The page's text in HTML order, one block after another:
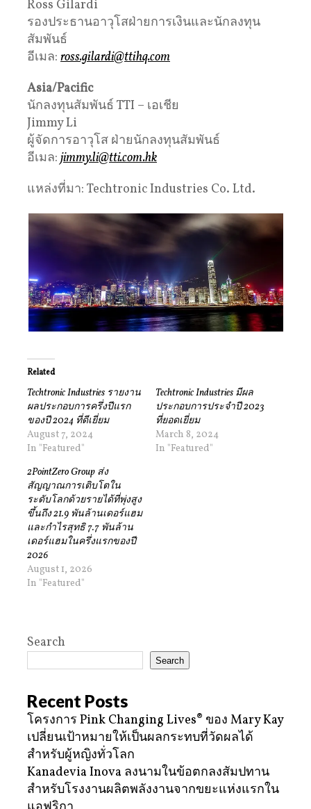
Ross Gilardi
รองประธานอาวุโสฝ่ายการเงินและนักลงทุน
สัมพันธ์
อีเมล: ross.gilardi@ttihq.com
Asia/Pacific
นักลงทุนสัมพันธ์ TTI – เอเชีย
Jimmy Li
ผู้จัดการอาวุโส ฝ่ายนักลงทุนสัมพันธ์
อีเมล:jimmy.li@tti.com.hk
แหล่งที่มา: Techtronic Industries Co. Ltd.
Related
Techtronic Industries รายงาน
ผลประกอบการครึ่งปีแรก
ของปี 2024 ที่ดีเยี่ยม
August 7, 2024
In "Featured"
Techtronic Industries มีผล
ประกอบการประจำปี 2023
ที่ยอดเยี่ยม
March 8, 2024
In "Featured"
2PointZero Group ส่ง
สัญญาณการเติบโตใน
ระดับโลกด้วยรายได้ที่พุ่งสูง
ขึ้นถึง 21.9 พันล้านเดอร์แฮม
และกำไรสุทธิ 7.7 พันล้าน
เดอร์แฮมในครึ่งแรกของปี
2026
August 1, 2026
In "Featured"
Search
Search
Recent Posts
โครงการ Pink Changing Lives® ของ Mary Kay
เปลี่ยนเป้าหมายให้เป็นผลกระทบที่วัดผลได้
สำหรับผู้หญิงทั่วโลก
Kanadevia Inova ลงนามในข้อตกลงสัมปทาน
สำหรับโรงงานผลิตพลังงานจากขยะแห่งแรกใน